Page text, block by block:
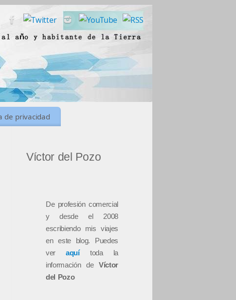
de privacidad
Víctor del Pozo
De profesión comercial
y desde el 2008
escribiendo mis viajes
en este blog. Puedes
veraquítoda la
información de Víctor
del Pozo